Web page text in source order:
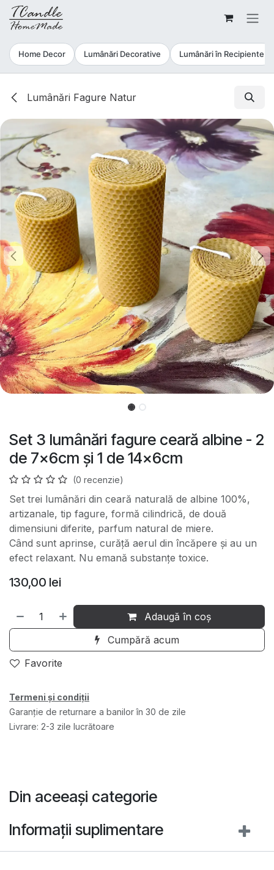
Sari la conținut
Home Decor Lumânări Decorative Lumânări în Recipiente
Lumânări Fagure Natur
Set 3 lumânări fagure ceară albine - 2
de 7x6cm și 1 de 14x6cm
(0 recenzie)
Set trei lumânări din ceară naturală de albine 100%,
artizanale, tip fagure, formă cilindrică, de două
dimensiuni diferite, parfum natural de miere.
Când sunt aprinse, curăță aerul din încăpere și au un
efect relaxant. Nu emană substanțe toxice.
130,00 lei
Adaugă în coș
Cumpără acum
Favorite
Termeni și condiții
Garanție de returnare a banilor în 30 de zile
Livrare: 2-3 zile lucrătoare
Din aceeași categorie
Informații suplimentare